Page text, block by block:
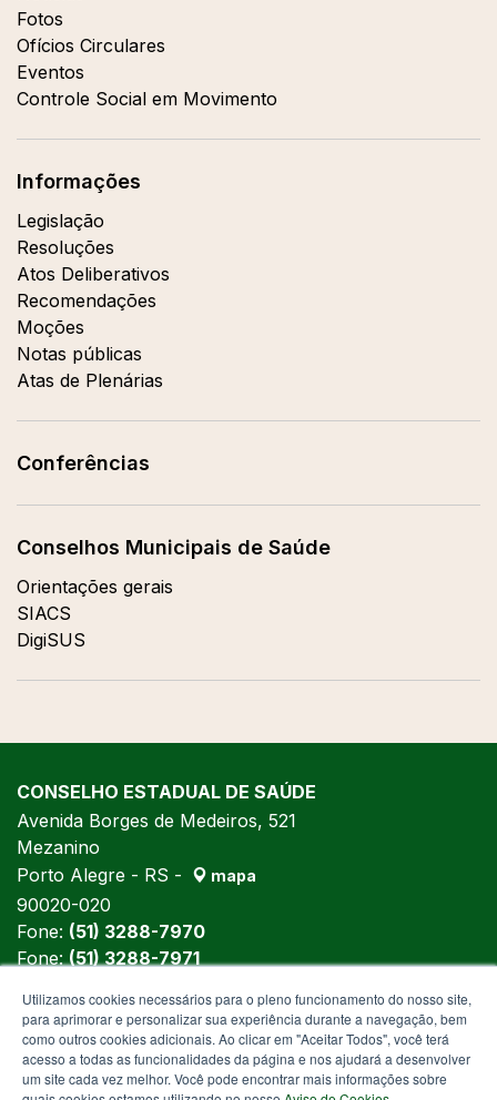
Fotos
Ofícios Circulares
Eventos
Controle Social em Movimento
Informações
Legislação
Resoluções
Atos Deliberativos
Recomendações
Moções
Notas públicas
Atas de Plenárias
Conferências
Conselhos Municipais de Saúde
Orientações gerais
SIACS
DigiSUS
CONSELHO ESTADUAL DE SAÚDE
Avenida Borges de Medeiros, 521
Mezanino
Porto Alegre - RS -
mapa
90020-020
Fone: (51) 3288-7970
Fone:(51) 3288-7971
Utilizamos cookies necessários para o pleno funcionamento do nosso site,
para aprimorar e personalizar sua experiência durante a navegação, bem
como outros cookies adicionais. Ao clicar em "Aceitar Todos", você terá
acesso a todas as funcionalidades da página e nos ajudará a desenvolver
um site cada vez melhor. Você pode encontrar mais informações sobre